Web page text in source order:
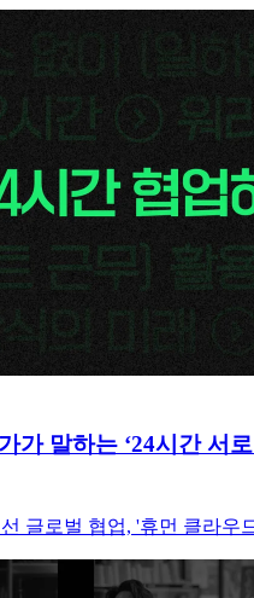
가 말하는 ‘24시간 서
글로벌 협업, '휴먼 클라우